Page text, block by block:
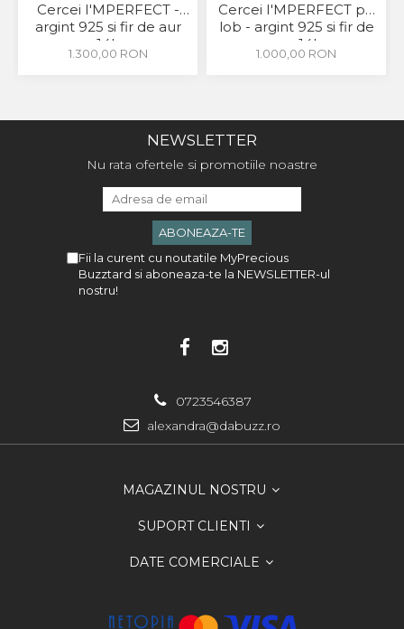
Cercei I'MPERFECT -
argint 925 si fir de aur
14k
1.300,00 RON
Cercei I'MPERFECT pe
lob - argint 925 si fir de
aur 14k
1.000,00 RON
NEWSLETTER
Nu rata ofertele si promotiile noastre
Fii la curent cu noutatile MyPrecious
Buzztard si aboneaza-te la NEWSLETTER-ul
nostru!
0723546387
alexandra@dabuzz.ro
MAGAZINUL NOSTRU
SUPORT CLIENTI
DATE COMERCIALE